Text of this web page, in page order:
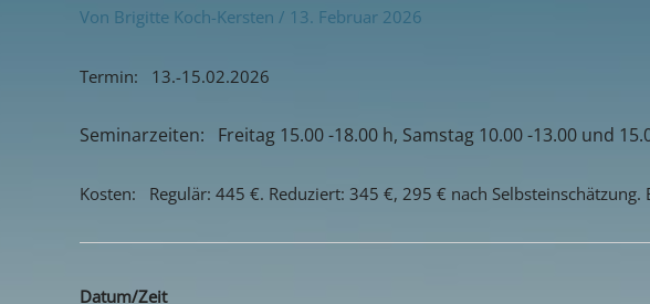
Von Brigitte Koch-Kersten / 13. Februar 2026
Termin: 13.-15.02.2026
Seminarzeiten: Freitag 15.00 -18.00 h, Samstag 10.00 -13.00 und
Kosten: Regulär: 445 €. Reduziert: 345 €, 295 € nach
Datum/Zeit